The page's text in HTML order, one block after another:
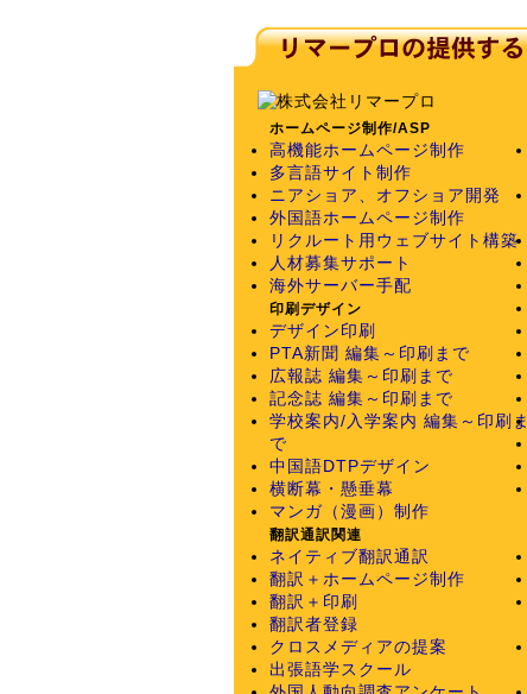
ホームページ制作/ASP
高機能ホームページ制作
多言語サイト制作
ニアショア、オフショア開発
外国語ホームページ制作
リクルート用ウェブサイト構築
人材募集サポート
海外サーバー手配
印刷デザイン
デザイン印刷
PTA新聞 編集～印刷まで
広報誌 編集～印刷まで
記念誌 編集～印刷まで
学校案内/入学案内 編集～印刷ま
で
中国語DTPデザイン
横断幕・懸垂幕
マンガ（漫画）制作
翻訳通訳関連
ネイティブ翻訳通訳
翻訳＋ホームページ制作
翻訳＋印刷
翻訳者登録
クロスメディアの提案
出張語学スクール